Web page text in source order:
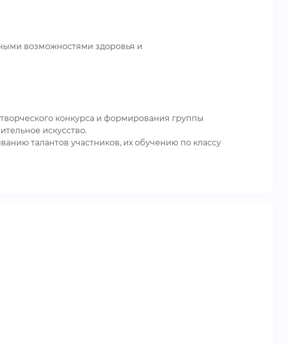
возможностями здоровья и
конкурса и формирования группы
искусство.
талантов участников, их обучению по классу